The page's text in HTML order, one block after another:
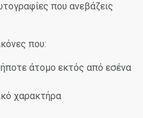
που ανεβάζεις
που:
άτομο εκτός από εσένα
χαρακτήρα